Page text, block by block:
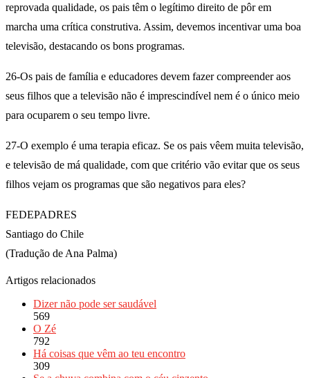
reprovada qualidade, os pais têm o legítimo direito de pôr em
marcha uma crítica construtiva. Assim, devemos incentivar uma boa
televisão, destacando os bons programas.
26-Os pais de família e educadores devem fazer compreender aos
seus filhos que a televisão não é imprescindível nem é o único meio
para ocuparem o seu tempo livre.
27-O exemplo é uma terapia eficaz. Se os pais vêem muita televisão,
e televisão de má qualidade, com que critério vão evitar que os seus
filhos vejam os programas que são negativos para eles?
FEDEPADRES
Santiago do Chile
(Tradução de Ana Palma)
Artigos relacionados
Dizer não pode ser saudável
569
O Zé
792
Há coisas que vêm ao teu encontro
309